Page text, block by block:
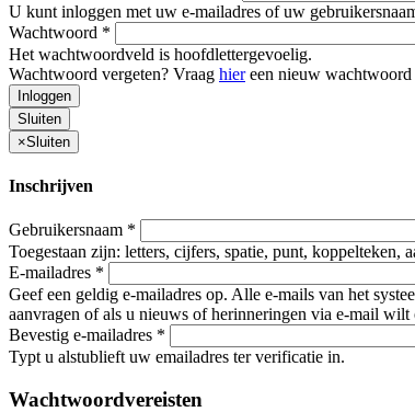
U kunt inloggen met uw e-mailadres of uw
Wachtwoord *
Het wachtwoordveld is hoofdlettergevoelig.
Wachtwoord vergeten? Vraag hiereen nieuw wachtwoord
Inloggen
Sluiten
×Sluiten
Inschrijven
Gebruikersnaam *
Toegestaan zijn: letters, cijfers, spatie, punt, koppelteken,
E-mailadres *
Geef een geldig e-mailadres op. Alle e-mails van het
aanvragen of als u nieuws of herinneringen via e-mail wilt
Bevestig e-mailadres *
Typt u alstublieft uw emailadres ter verificatie in.
Wachtwoordvereisten